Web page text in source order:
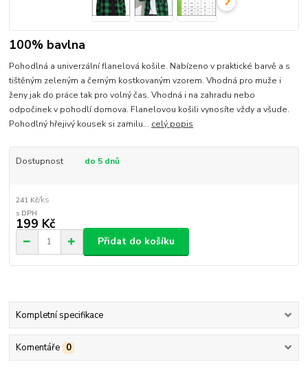
100% bavlna
Pohodlná a univerzální flanelová košile. Nabízeno v praktické barvě a s
tištěným zeleným a černým kostkovaným vzorem. Vhodná pro muže i
ženy jak do práce tak pro volný čas. Vhodná i na zahradu nebo
odpočinek v pohodlí domova. Flanelovou košili vynosíte vždy a všude.
Pohodlný hřejivý kousek si zamilu... celý popis
Dostupnost do 5 dnů
241 Kč/ks
199 Kč
Přidat do košíku
Kompletní specifikace
Komentáře 0